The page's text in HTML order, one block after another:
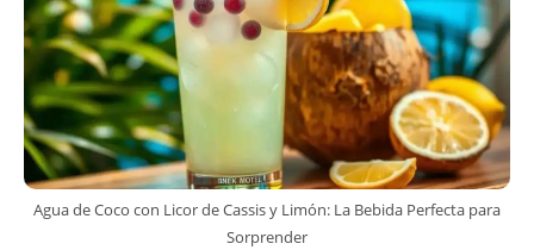
Agua de Coco con Licor de Cassis y Limón: La Bebida Perfecta para
Sorprender